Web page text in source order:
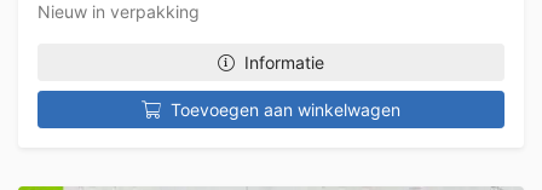
Nieuw in verpakking
Informatie
Toevoegen aan winkelwagen